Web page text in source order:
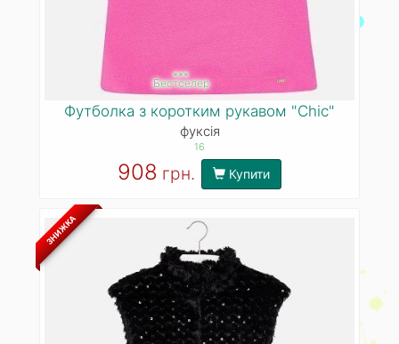
***
Бестселер
Футболка з коротким рукавом "Chic"
фуксія
16
908 грн. Купити
ЗНИЖКА